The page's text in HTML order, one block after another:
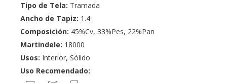
Tipo de Tela: Tramada
Ancho de Tapiz: 1.4
Composición: 45%Cv, 33%Pes, 22%Pan
Martindele: 18000
Usos: Interior, Sólido
Uso Recomendado: